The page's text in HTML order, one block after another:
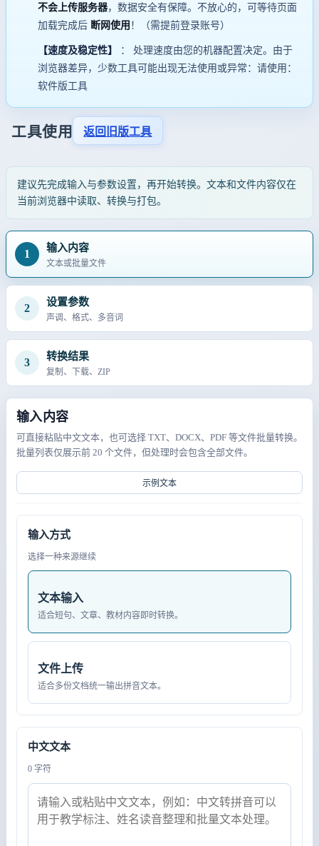
不会上传服务器，数据安全有保障。不放心的，可等待页面
加载完成后 断网使用 ！（需提前登录账号）
【速度及稳定性】
： 处理速度由您的机器配置决定。由于
浏览器差异，少数工具可能出现无法使用或异常：请使用：
软件版工具
工具使用 返回旧版工具
建议先完成输入与参数设置，再开始转换。文本和文件内容仅在
当前浏览器中读取、转换与打包。
1 输入内容
文本或批量文件
2 设置参数
声调、格式、多音词
3 转换结果
复制、下载、ZIP
输入内容
可直接粘贴中文文本，也可选择 TXT、DOCX、PDF 等文件批量转换。
批量列表仅展示前 20 个文件，但处理时会包含全部文件。
示例文本
输入方式
选择一种来源继续
文本输入
适合短句、文章、教材内容即时转换。
文件上传
适合多份文档统一输出拼音文本。
中文文本
0 字符